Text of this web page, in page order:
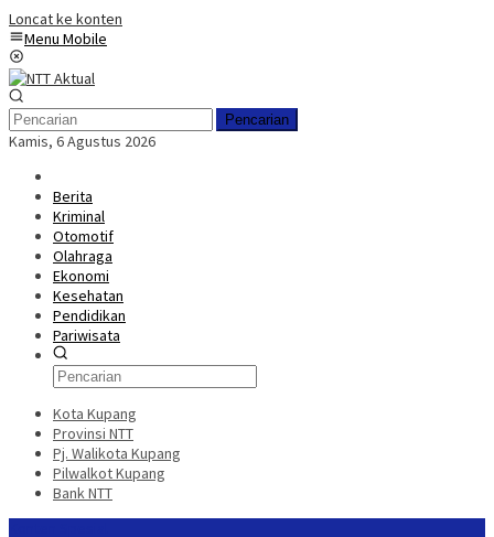
Loncat ke konten
Menu Mobile
Pencarian
Kamis, 6 Agustus 2026
Berita
Kriminal
Otomotif
Olahraga
Ekonomi
Kesehatan
Pendidikan
Pariwisata
Kota Kupang
Provinsi NTT
Pj. Walikota Kupang
Pilwalkot Kupang
Bank NTT